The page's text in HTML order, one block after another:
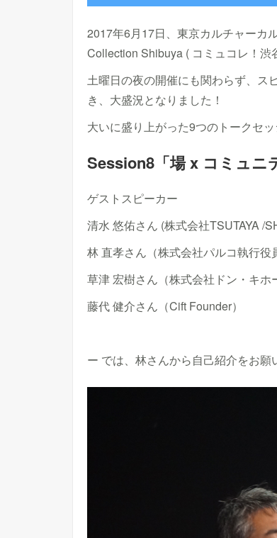
2017年6月17日、東京カルチャーカ
Collection Shibuya ( コミュコレ！渋
土曜日の夜の開催にも関わらず、ス
き、大盛況となりました！
大いに盛り上がった9つのトークセ
Session8「場 x コミュニ
ゲストスピーカー
清水 悠佑さん (株式会社TSUTAYA /
林 直孝さん（株式会社パルコ執行役
草津 宏樹さん（株式会社ドン・キホ
藤代 健介さん（Cift Founder）
ー では、林さんから自己紹介をお願